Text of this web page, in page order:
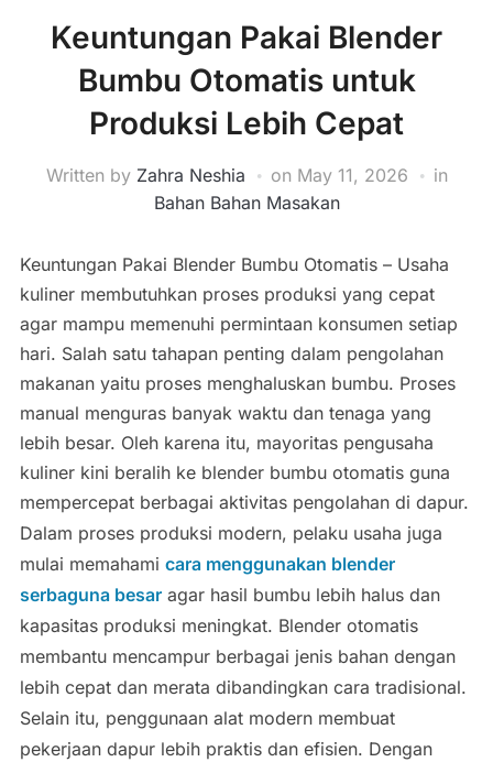
Keuntungan Pakai Blender
Bumbu Otomatis untuk
Produksi Lebih Cepat
Written by Zahra Neshia on May 11, 2026
in
Bahan Bahan Masakan
Keuntungan Pakai Blender Bumbu Otomatis – Usaha
kuliner membutuhkan proses produksi yang cepat
agar mampu memenuhi permintaan konsumen setiap
hari. Salah satu tahapan penting dalam pengolahan
makanan yaitu proses menghaluskan bumbu. Proses
manual menguras banyak waktu dan tenaga yang
lebih besar. Oleh karena itu, mayoritas pengusaha
kuliner kini beralih ke blender bumbu otomatis guna
mempercepat berbagai aktivitas pengolahan di dapur.
Dalam proses produksi modern, pelaku usaha juga
mulai memahami cara menggunakan blender
serbaguna besaragar hasil bumbu lebih halus dan
kapasitas produksi meningkat. Blender otomatis
membantu mencampur berbagai jenis bahan dengan
lebih cepat dan merata dibandingkan cara tradisional.
Selain itu, penggunaan alat modern membuat
pekerjaan dapur lebih praktis dan efisien. Dengan